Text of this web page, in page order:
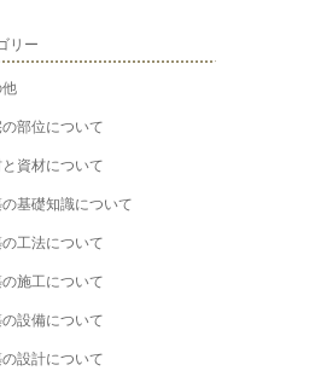
リー
他
部位について
資材について
基礎知識について
工法について
施工について
設備について
設計について